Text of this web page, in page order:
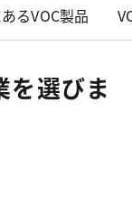
るVOC製品
を選びま